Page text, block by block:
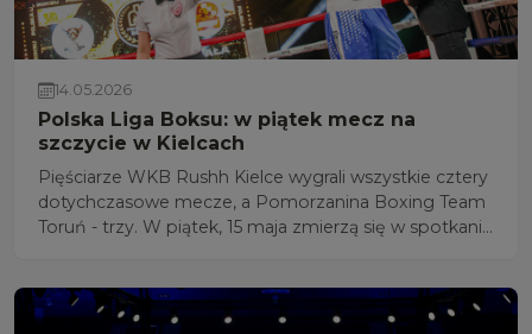
14.05.2026
Polska Liga Boksu: w piątek mecz na
szczycie w Kielcach
Pięściarze WKB Rushh Kielce wygrali wszystkie cztery
dotychczasowe mecze, a Pomorzanina Boxing Team
Toruń - trzy. W piątek, 15 maja zmierzą się w spotkaniu